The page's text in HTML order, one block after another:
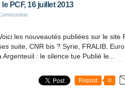
PCF, 16 juillet 2013
les nouveautés publiées sur le site
suite, CNR bis ? Syrie, FRALIB,
: le silence tue Publié le...
Repost 0